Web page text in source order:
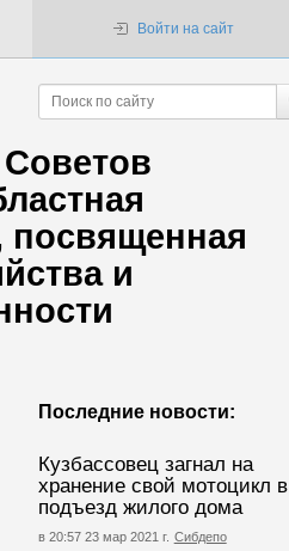
Войти на сайт
посвященная
и
Последние новости:
Кузбассовец загнал на
хранение свой мотоцикл в
подъезд жилого дома
в 20:57 23 мар 2021 г. Сибдепо